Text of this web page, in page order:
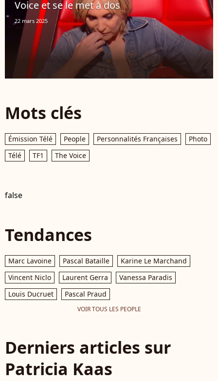
Voice et se le met à dos
22 mars 2025
Mots clés
Émission Télé People Personnalités Françaises
Photo
Télé
TF1 The Voice
false
Tendances
Marc Lavoine Pascal Bataille
Karine Le Marchand
Vincent Niclo
Laurent Gerra
Vanessa Paradis
Louis Ducruet
Pascal Praud
VOIR TOUS LES PEOPLE
Derniers articles sur
Patricia Kaas